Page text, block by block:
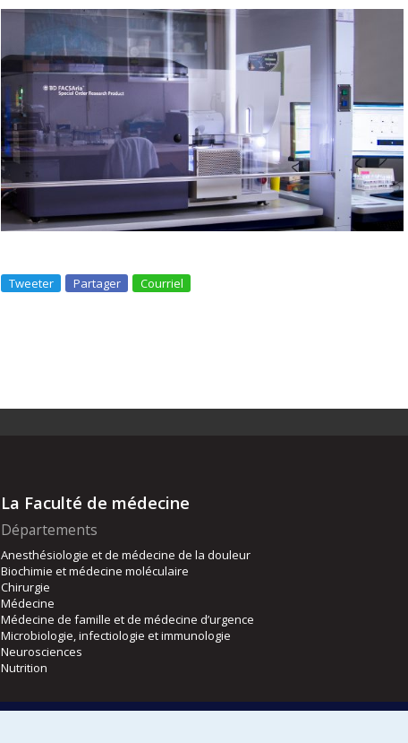
Tweeter Partager Courriel
La Faculté de médecine
Départements
Anesthésiologie et de médecine de la douleur
Biochimie et médecine moléculaire
Chirurgie
Médecine
Médecine de famille et de médecine d’urgence
Microbiologie, infectiologie et immunologie
Neurosciences
Nutrition
Écoles